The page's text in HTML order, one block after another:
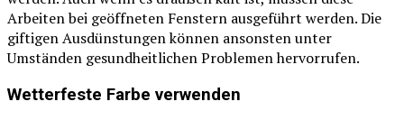
Arbeiten bei geöffneten Fenstern ausgeführt werden. Die
giftigen Ausdünstungen können ansonsten unter
Umständen gesundheitlichen Problemen hervorrufen.
Wetterfeste Farbe verwenden